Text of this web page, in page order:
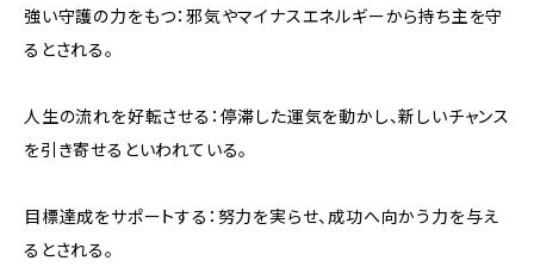
強い守護の力をもつ：邪気やマイナスエネルギーから持ち主を守
るとされる。
人生の流れを好転させる：停滞した運気を動かし、新しいチャンス
を引き寄せるといわれている。
目標達成をサポートする：努力を実らせ、成功へ向かう力を与え
るとされる。